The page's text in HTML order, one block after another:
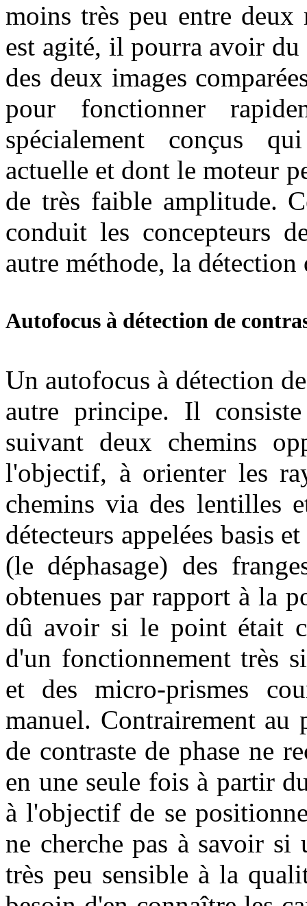
moins très peu entre deux
est agité, il pourra avoir
des deux images
pour fonctionner
spécialement conçus
actuelle et dont le moteur
de très faible amplitude.
conduit les concepteurs
autre méthode, la détection
Autofocus à détection de
Un autofocus à détection
autre principe. Il
suivant deux chemins
l'objectif, à orienter les
chemins via des lentilles
détecteurs appelées basis
(le déphasage) des
obtenues par rapport à la
dû avoir si le point était
d'un fonctionnement très
et des micro-prismes
manuel. Contrairement au
de contraste de phase ne
en une seule fois à partir
à l'objectif de se
ne cherche pas à savoir si
très peu sensible à la